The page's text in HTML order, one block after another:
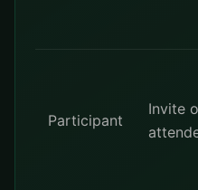
Participant
Invite